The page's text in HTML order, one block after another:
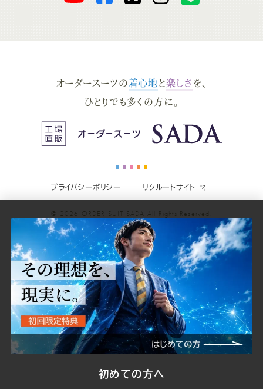
ー
ス
ツ
SADA
の
公
式
Youtube
ー
ス
ー
ツ
SADA
の
公
式
Facebook
ー
ス
ー
ツ
SADA
の
公
式
Twitter
ー
ス
ツ
SADA
の
公
式
ス
ツ
SADA
の
公
式
オーダースーツの着心地と楽しさ を、
ひとりでも多くの方に。
プライバシーポリシー リクルートサイト
© 2026 ORDER SUIT SADA All Rights Reserved.
初めての方へ